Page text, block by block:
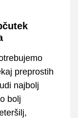
preprostih
najbolj
bolj